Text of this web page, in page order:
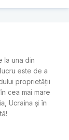
la una din
este de a
proprietății
cea mai mare
Ucraina și în